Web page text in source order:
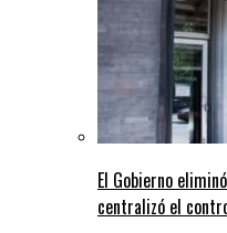
El Gobierno
centralizó el